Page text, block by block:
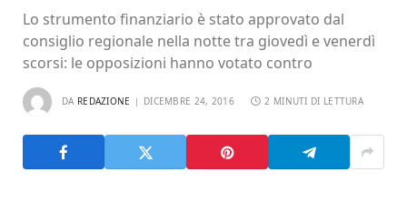
Lo strumento finanziario è stato approvato dal
consiglio regionale nella notte tra giovedì e venerdì
scorsi: le opposizioni hanno votato contro
DA REDAZIONE DICEMBRE 24, 2016 2 MINUTI DI LETTURA